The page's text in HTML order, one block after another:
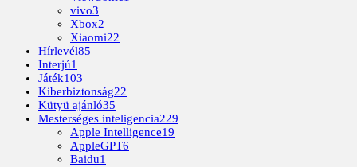
vivo3
Xbox2
Xiaomi22
Hírlevél85
Interjú1
Játék103
Kiberbiztonság22
Kütyü ajánló35
Mesterséges inteligencia229
Apple Intelligence19
AppleGPT6
Baidu1